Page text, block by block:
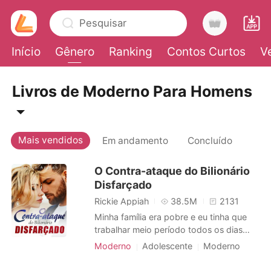
Pesquisar
Início Gênero Ranking Contos Curtos
0
Sair
Baixar App
Livros de Moderno Para Homens
Mais vendidos Em andamento Concluído
O Contra-ataque do Bilionário
Disfarçado
Rickie Appiah 38.5M
2131
Minha família era pobre e eu tinha que
trabalhar meio período todos os dias
apenas para pagar as contas e poder
Moderno Adolescente
Moderno